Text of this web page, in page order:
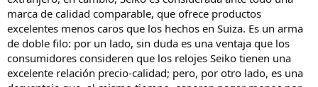
marca de calidad comparable, que ofrece productos
excelentes menos caros que los hechos en Suiza. Es un arma
de doble filo: por un lado, sin duda es una ventaja que los
consumidores consideren que los relojes Seiko tienen una
excelente relación precio-calidad; pero, por otro lado, es una